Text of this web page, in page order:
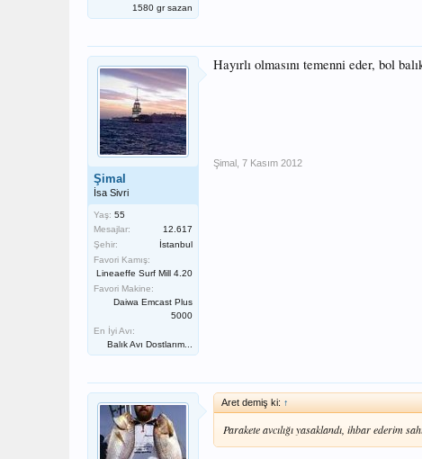
1580 gr sazan
Şimal
İsa Sivri
Yaş: 55
Mesajlar:
12.617
Şehir:
İstanbul
Favori Kamış:
Lineaeffe Surf Mill 4.20
Favori Makine:
Daiwa Emcast Plus
5000
En İyi Avı:
Balık Avı Dostlarım...
Hayırlı olmasını temenni eder, bol
Şimal 7 Kasım 2012
Aret demiş ki: ↑
Parakete avcılığı yasaklandı, ihbar ederim